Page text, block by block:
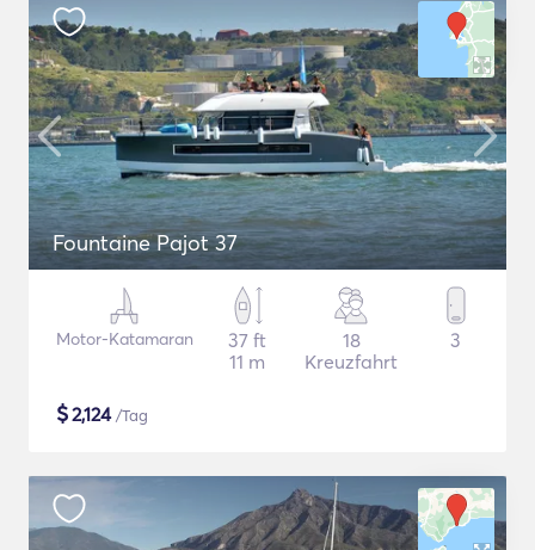
Fountaine Pajot 37
Motor-Katamaran
37 ft
11 m
18
Kreuzfahrt
3
$2,124/Tag